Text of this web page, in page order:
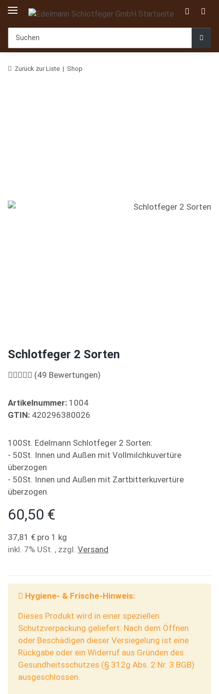
Zurück zur Liste Shop
Schlotfeger 2 Sorten
(49 Bewertungen)
Artikelnummer: 1004
GTIN: 420296380026
100St. Edelmann Schlotfeger 2 Sorten:
- 50St. Innen und Außen mit Vollmilchkuvertüre
überzogen
- 50St. Innen und Außen mit Zartbitterkuvertüre
überzogen
60,50 €
37,81 € pro 1 kg
inkl. 7% USt. , zzgl. Versand
Hygiene- & Frische-Hinweis:
Dieses Produkt wird in einer speziellen
Schutzverpackung geliefert. Nach dem Öffnen
oder Beschädigen dieser Versiegelung ist eine
Rückgabe oder ein Widerruf aus Gründen des
Gesundheitsschutzes (§ 312g Abs. 2 Nr. 3 BGB)
ausgeschlossen.